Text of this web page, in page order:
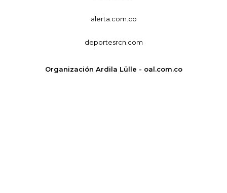
alerta.com.co
deportesrcn.com
Organización Ardila Lülle - oal.com.co